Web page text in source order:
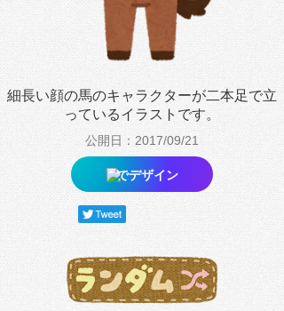
細長い顔の馬のキャラクターが二本足で立
っているイラストです。
公開日：2017/09/21
でデザイン